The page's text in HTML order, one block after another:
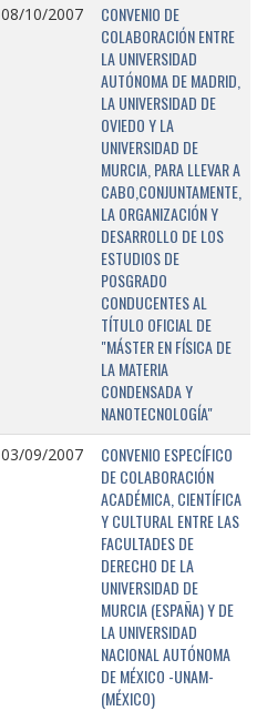
08/10/2007
CONVENIO DE
COLABORACIÓN ENTRE
LA UNIVERSIDAD
AUTÓNOMA DE MADRID,
LA UNIVERSIDAD DE
OVIEDO Y LA
UNIVERSIDAD DE
MURCIA, PARA LLEVAR A
CABO,CONJUNTAMENTE,
LA ORGANIZACIÓN Y
DESARROLLO DE LOS
ESTUDIOS DE
POSGRADO
CONDUCENTES AL
TÍTULO OFICIAL DE
"MÁSTER EN FÍSICA DE
LA MATERIA
CONDENSADA Y
NANOTECNOLOGÍA"
03/09/2007
CONVENIO ESPECÍFICO
DE COLABORACIÓN
ACADÉMICA, CIENTÍFICA
Y CULTURAL ENTRE LAS
FACULTADES DE
DERECHO DE LA
UNIVERSIDAD DE
MURCIA (ESPAÑA) Y DE
LA UNIVERSIDAD
NACIONAL AUTÓNOMA
DE MÉXICO -UNAM-
(MÉXICO)